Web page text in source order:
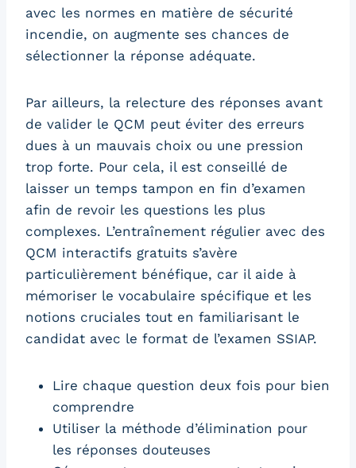
avec les normes en matière de sécurité
incendie, on augmente ses chances de
sélectionner la réponse adéquate.
Par ailleurs, la relecture des réponses avant
de valider le QCM peut éviter des erreurs
dues à un mauvais choix ou une pression
trop forte. Pour cela, il est conseillé de
laisser un temps tampon en fin d’examen
afin de revoir les questions les plus
complexes. L’entraînement régulier avec des
QCM interactifs gratuits s’avère
particulièrement bénéfique, car il aide à
mémoriser le vocabulaire spécifique et les
notions cruciales tout en familiarisant le
candidat avec le format de l’examen SSIAP.
Lire chaque question deux fois pour bien
comprendre
Utiliser la méthode d’élimination pour
les réponses douteuses